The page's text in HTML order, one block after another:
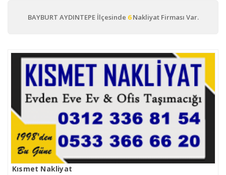
BAYBURT AYDINTEPE İlçesinde 6Nakliyat Firması Var.
Kısmet Nakliyat